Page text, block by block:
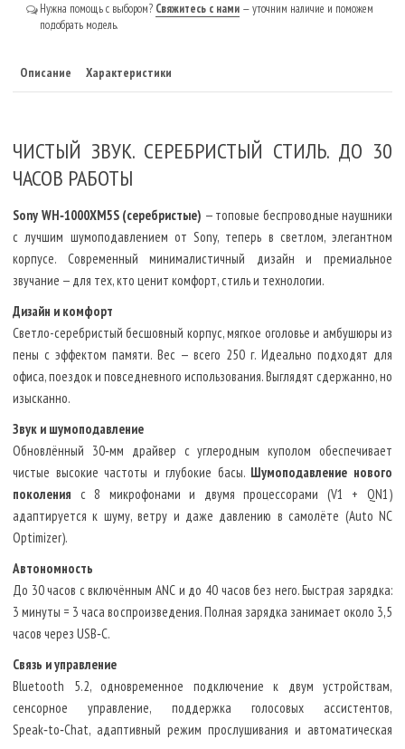
Нужна помощь с выбором? Свяжитесь с нами — уточним наличие и поможем
подобрать модель.
Описание Характеристики
ЧИСТЫЙ ЗВУК. СЕРЕБРИСТЫЙ СТИЛЬ. ДО 30
ЧАСОВ РАБОТЫ
Sony WH‑1000XM5S (серебристые) — топовые беспроводные наушники
с лучшим шумоподавлением от Sony, теперь в светлом, элегантном
корпусе. Современный минималистичный дизайн и премиальное
звучание — для тех, кто ценит комфорт, стиль и технологии.
Дизайн и комфорт
Светло-серебристый бесшовный корпус, мягкое оголовье и амбушюры из
пены с эффектом памяти. Вес — всего 250 г. Идеально подходят для
офиса, поездок и повседневного использования. Выглядят сдержанно, но
изысканно.
Звук и шумоподавление
Обновлённый 30‑мм драйвер с углеродным куполом обеспечивает
чистые высокие частоты и глубокие басы. Шумоподавление нового
поколения с 8 микрофонами и двумя процессорами (V1 + QN1)
адаптируется к шуму, ветру и даже давлению в самолёте (Auto NC
Optimizer).
Автономность
До 30 часов с включённым ANC и до 40 часов без него. Быстрая зарядка:
3 минуты = 3 часа воспроизведения. Полная зарядка занимает около 3,5
часов через USB‑C.
Связь и управление
Bluetooth 5.2, одновременное подключение к двум устройствам,
сенсорное управление, поддержка голосовых ассистентов,
Speak‑to‑Chat, адаптивный режим прослушивания и автоматическая